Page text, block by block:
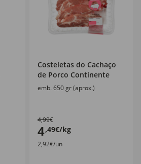
Costeletas do Cachaço
de Porco Continente
emb. 650 gr (aprox.)
4,99€
4,49€/kg
2,92€/un